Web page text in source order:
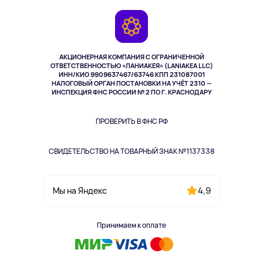
АКЦИОНЕРНАЯ КОМПАНИЯ С ОГРАНИЧЕННОЙ
ОТВЕТСТВЕННОСТЬЮ «ЛАНИАКЕЯ» (LANIAKEA LLC)
ИНН/КИО 9909637467/63746 КПП 231087001
НАЛОГОВЫЙ ОРГАН ПОСТАНОВКИ НА УЧЁТ 2310 —
ИНСПЕКЦИЯ ФНС РОССИИ № 2 ПО Г. КРАСНОДАРУ
ПРОВЕРИТЬ В ФНС РФ
СВИДЕТЕЛЬСТВО НА ТОВАРНЫЙ ЗНАК №1137338
Мы на Яндекс 4,9
Принимаем к оплате
Здоровье питомцев
Одежда и аксессуары